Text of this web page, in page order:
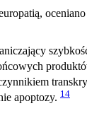
apoptozy. 14